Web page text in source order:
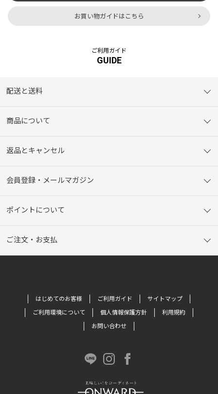
お買い物ガイドはこちら
ご利用ガイド
GUIDE
配送と送料
商品について
返品とキャンセル
会員登録・メールマガジン
ポイントについて
ご注文・お支払
はじめてのお客様 ご利用ガイド
サイトマップ
ご利用環境について
個人情報保護方針
利用規約
お問い合わせ